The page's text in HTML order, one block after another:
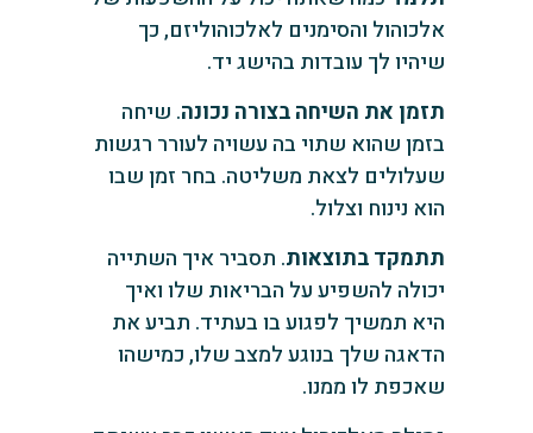
אלכוהול והסימנים לאלכוהוליזם, כך
שיהיו לך עובדות בהישג יד.
תזמן את השיחה בצורה נכונה. שיחה
בזמן שהוא שתוי בה עשויה לעורר רגשות
שעלולים לצאת משליטה. בחר זמן שבו
הוא נינוח וצלול.
תתמקד בתוצאות. תסביר איך השתייה
יכולה להשפיע על הבריאות שלו ואיך
היא תמשיך לפגוע בו בעתיד. תביע את
הדאגה שלך בנוגע למצב שלו, כמישהו
שאכפת לו ממנו.